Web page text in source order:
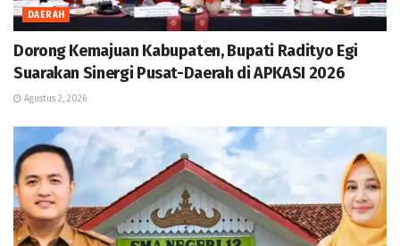
DAERAH
Dorong Kemajuan Kabupaten, Bupati Radityo Egi
Suarakan Sinergi Pusat-Daerah di APKASI 2026
Agustus 2, 2026